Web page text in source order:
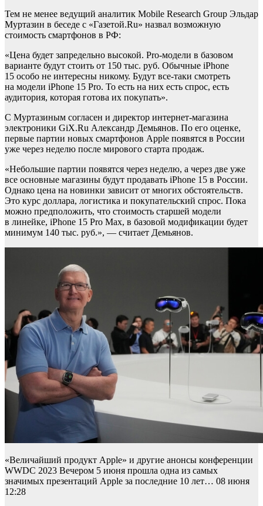
Тем не менее ведущий аналитик Mobile Research Group Эльдар
Муртазин в беседе с «Газетой.Ru» назвал возможную
стоимость смартфонов в РФ:
«Цена будет запредельно высокой. Pro-модели в базовом
варианте будут стоить от 150 тыс. руб. Обычные iPhone
15 особо не интересны никому. Будут все-таки смотреть
на модели iPhone 15 Pro. То есть на них есть спрос, есть
аудитория, которая готова их покупать».
С Муртазиным согласен и директор интернет-магазина
электроники GiX.Ru Александр Демьянов. По его оценке,
первые партии новых смартфонов Apple появятся в России
уже через неделю после мирового старта продаж.
«Небольшие партии появятся через неделю, а через две уже
все основные магазины будут продавать iPhone 15 в России.
Однако цена на новинки зависит от многих обстоятельств.
Это курс доллара, логистика и покупательский спрос. Пока
можно предположить, что стоимость старшей модели
в линейке, iPhone 15 Pro Max, в базовой модификации будет
минимум 140 тыс. руб.», — считает Демьянов.
«Величайший продукт Apple» и другие анонсы конференции
WWDC 2023 Вечером 5 июня прошла одна из самых
значимых презентаций Apple за последние 10 лет… 08 июня
12:28